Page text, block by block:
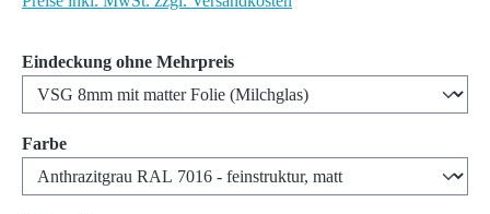
Eindeckung ohne Mehrpreisauswählen
Farbeauswählen